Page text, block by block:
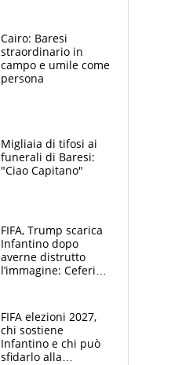
Cairo: Baresi
straordinario in
campo e umile come
persona
Migliaia di tifosi ai
funerali di Baresi:
"Ciao Capitano"
FIFA, Trump scarica
Infantino dopo
averne distrutto
l’immagine: Ceferin
contrattacco
FIFA elezioni 2027,
chi sostiene
Infantino e chi può
sfidarlo alla